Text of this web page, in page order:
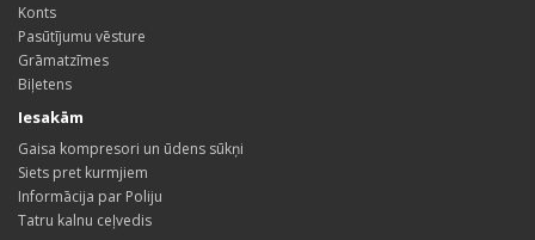
Konts
Pasūtījumu vēsture
Grāmatzīmes
Biļetens
Iesakām
Gaisa kompresori un ūdens sūkņi
Siets pret kurmjiem
Informācija par Poliju
Tatru kalnu ceļvedis